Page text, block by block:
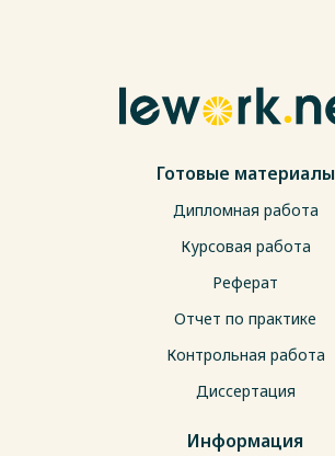
Готовые материалы
Дипломная работа
Курсовая работа
Реферат
Отчет по практике
Контрольная работа
Диссертация
Информация